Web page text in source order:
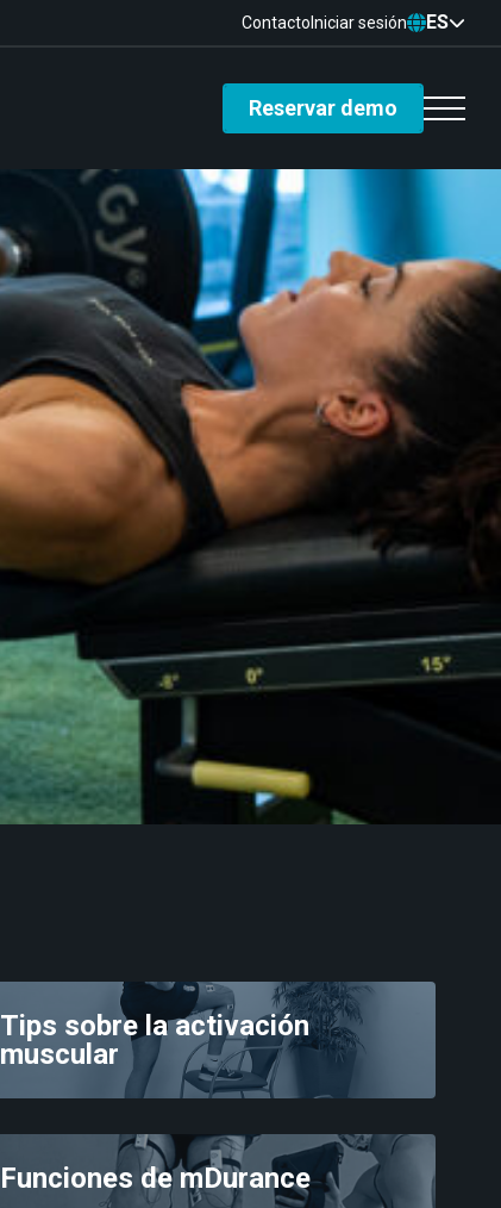
Contacto Iniciar sesión ES
Reservar demo
Tips sobre la activación
muscular
Funciones de mDurance